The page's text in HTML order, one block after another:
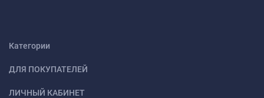
Категории
ДЛЯ ПОКУПАТЕЛЕЙ
ЛИЧНЫЙ КАБИНЕТ